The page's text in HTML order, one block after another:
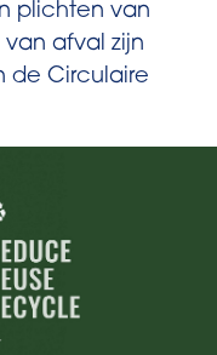
plichten van
afval zijn
de Circulaire